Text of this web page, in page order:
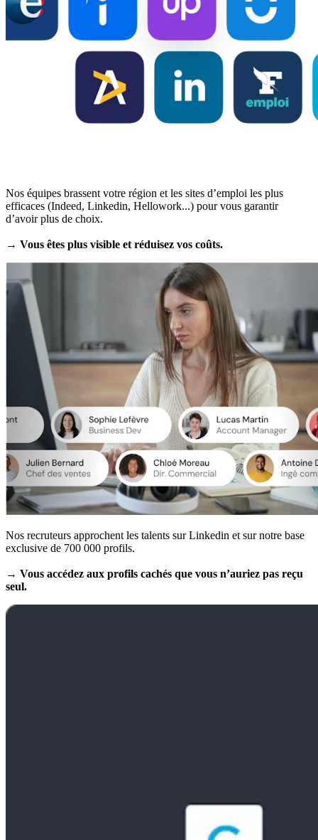
Nos équipes brassent votre région et les sites d’emploi les plus
efficaces (Indeed, Linkedin, Hellowork...) pour vous garantir
d’avoir plus de choix.
→ Vous êtes plus visible et réduisez vos coûts.
Nos recruteurs approchent les talents sur Linkedin et sur notre base
exclusive de 700 000 profils.
→ Vous accédez aux profils cachés que vous n’auriez pas reçu
seul.